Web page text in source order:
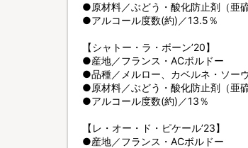
●原材料／ぶどう・酸化防止剤（亜硫
●アルコール度数(約)／13.5％
【シャトー・ラ・ボーン’20】
●産地／フランス・ACボルドー
●品種／メルロー、カベルネ・ソー
●原材料／ぶどう・酸化防止剤（亜硫
●アルコール度数(約)／13％
【レ・オー・ド・ピケール’23】
●産地／フランス・ACボルドー